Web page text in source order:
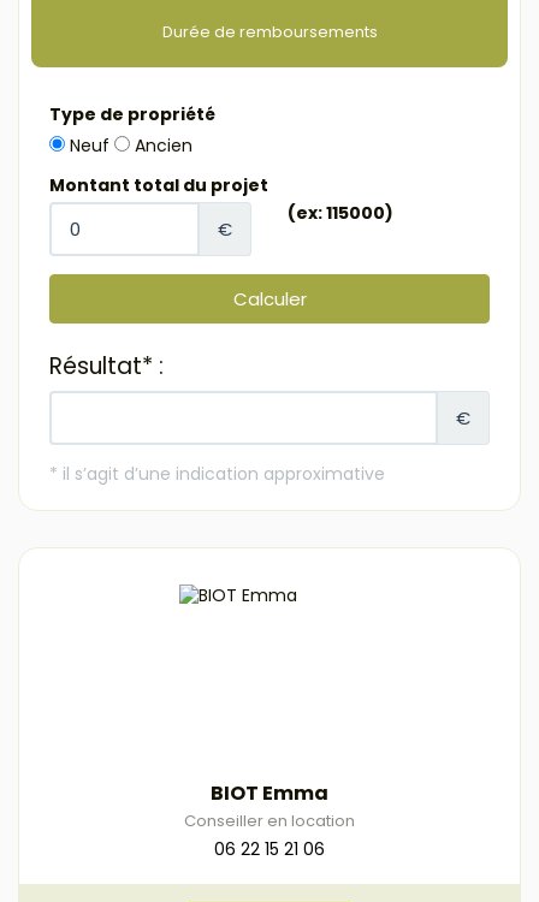
Durée de remboursements
BIOT Emma
Conseiller en location
06 22 15 21 06